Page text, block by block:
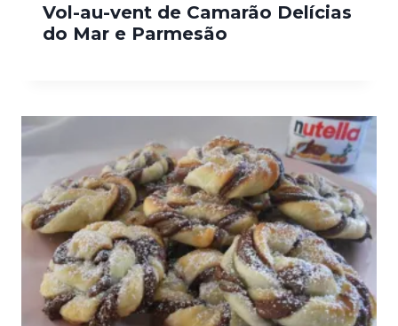
Vol-au-vent de Camarão Delícias
do Mar e Parmesão